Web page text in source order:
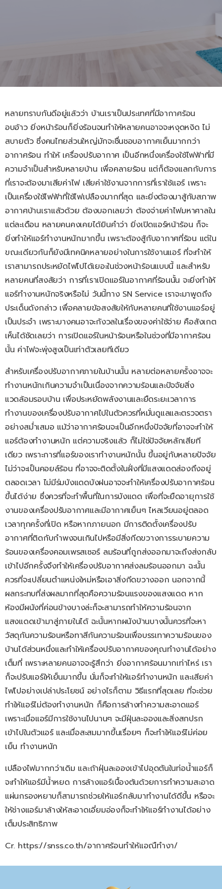
หลายทราบกันดีอยู่แล้วว่า บ้านเราเป็นประเทศที่มีอากาศร้อน
อบอ้าว ยิ่งหน้าร้อนก็ยิ่งร้อนจนทำให้หลายคนอาจจะหงุดหงิด ไม่
สบายตัว ซึ่งคนไทยส่วนใหญ่มักจะชื่นชอบอากาศเย็นมากกว่า
อากาศร้อน ทำให้ เครื่องปรับอากาศ เป็นอีกหนึ่งเครื่องใช้ไฟฟ้าที่มี
ความจำเป็นสำหรับหลายบ้าน เพื่อคลายร้อน แต่ก็ต้องแลกกับการ
ที่เราจะต้องมาเสียค่าไฟ เสียค่าใช้งานจากการที่เราใช้แอร์ เพราะ
เป็นเครื่องใช้ไฟฟ้าที่ใช้ไฟเปลืองมากที่สุด และยิ่งต้องมาสู้กับสภาพ
อากาศบ้านเราแล้วด้วย ต้องบอกเลยว่า ต้องจ่ายค่าไฟมหาศาลใน
แต่ละเดือน หลายคนคงเคยได้ยินคำว่า ยิ่งเปิดแอร์หน้าร้อน ก็จะ
ยิ่งทำให้แอร์ทำงานหนักมากขึ้น เพราะต้องสู้กับอากาศที่ร้อน แต่ใน
ขณะเดียวกันก็ยังมีเทคนิคหลายอย่างในการใช้งานแอร์ ที่จะทำให้
เราสามารถประหยัดไฟไปได้เยอะในช่วงหน้าร้อนแบบนี้ และสำหรับ
หลายคนที่สงสัยว่า การที่เราเปิดแอร์ในอากาศที่ร้อนนั้น จะยิ่งทำให้
แอร์ทำงานหนักจริงหรือไม่ วันนี้ทาง SN Service เราจะมาพูดถึง
ประเด็นดังกล่าว เพื่อคลายข้อสงสัยให้กับหลายคนที่ใช้งานแอร์อยู่
เป็นประจำ เพราะบางคนอาจะกังวลในเรื่องของค่าใช้จ่าย คือสังเกต
เห็นได้ชัดเลยว่า การเปิดแอร์ในหน้าร้อนหรือในช่วงที่มีอากาศร้อน
นั้น ค่าไฟจะพุ่งสูงเป็นเท่าตัวเลยทีเดียว
สำหรับเครื่องปรับอากาศภายในบ้านนั้น หลายต่อหลายครั้งอาจจะ
ทำงานหนักเกินความจำเป็นเนื่องจากความร้อนและปัจจัยสิ่ง
แวดล้อมรอบบ้าน เพื่อประหยัดพลังงานและยืดระยะเวลาการ
ทำงานของเครื่องปรับอากาศไปในตัวควรที่หมั่นดูแลและตรวจตรา
อย่างสม่ำเสมอ แม้ว่าอากาศร้อนจะเป็นอีกหนึ่งปัจจัยที่อาจจะทำให้
แอร์ต้องทำงานหนัก แต่ความจริงแล้ว ก็ไม่ใช่ปัจจัยหลักเสียที
เดียว เพราะการที่แอร์ของเราทำงานหนักนั้น ขึ้นอยู่กับหลายปัจจัย
ไม่ว่าจะเป็นคอยล์ร้อน ที่อาจจะติดตั้งในฝั่งที่มีแสงแดดส่องถึงอยู่
ตลอดเวลา ไม่มีร่มบังแดดบังฝนอาจจะทำให้เครื่องปรับอากาศร้อน
ขึ้นได้ง่าย ซึ่งควรที่จะทำพื้นที่ในการบังแดด เพื่อที่จะยืดอายุการใช้
งานของเครื่องปรับอากาศและมีอากาศเย็นๆ ไหลเวียนอยู่ตลอด
เวลาทุกครั้งที่เปิด หรือหากภายนอก มีการติดตั้งเครื่องปรับ
อากาศที่ติดกับกำพงจนเกินไปหรือมีสิ่งกีดขวางการระบายความ
ร้อนของเครื่องคอมเพรสเซอร์ ลมร้อนที่ถูกส่งออกมาจะถึงส่งกลับ
เข้าไปอีกครั้งจึงทำให้เครื่องปรับอากาศส่งลมร้อนออกมา ฉะนั้น
ควรที่จะเปลี่ยนตำแหน่งใหม่หรือเอาสิ่งกีดขวางออก นอกจากนี้
ผลกระทบที่ส่งผลมากที่สุดคือความร้อนแรงของแสงแดด หาก
ห้องมีผนังที่ค่อนข้างบางล่ะก็จะสามารถทำให้ความร้อนจาก
แสงแดดเข้ามาสู่ภายในได้ ฉะนั้นหากผนังบ้านบางนั้นควรที่จะหา
วัสดุกันความร้อนหรือทาสีกันความร้อนเพื่อบรรเทาความร้อนของ
บ้านได้ส่วนหนึ่งและทำให้เครื่องปรับอากาศของคุณทำงานได้อย่าง
เต็มที่ เพราะหลายคนอาจจะรู้สึกว่า ยิ่งอากาศร้อนมากเท่าไหร่ เรา
ก็จะปรับแอร์ให้เย็นมากขึ้น นั่นก็จะทำให้แอร์ทำงานหนัก และเสียค่า
ไฟไปอย่างเปล่าประโยชน์ อย่างไรก็ตาม วิธีแรกที่สุดเลย ที่จะช่วย
ทำให้แอร์ไม่ต้องทำงานหนัก ก็คือการล้างทำความสะอาดแอร์
เพราะเมื่อแอร์มีการใช้งานไปนานๆ จะมีฝุ่นละอองและสิ่งสกปรก
เข้าไปในตัวแอร์ และเมื่อสะสมมากขึ้นเรื่อยๆ ก็จะทำให้แอร์ไม่ค่อย
เย็น ทำงานหนัก
เปลืองไฟมากกว่าเดิม และถ้าฝุ่นละอองเข้าไปอุดตันในท่อน้ำแอร์ก็
จะทำให้แอร์มีน้ำหยด การล้างแอร์เบื้องต้นด้วยการทำความสะอาด
แผ่นกรองหยาบก็สามารถช่วยให้แอร์กลับมาทำงานได้ดีขึ้น หรือจะ
ให้ช่างแอร์มาล้างให้สะอาดเอี่ยมอ่องก็จะทำให้แอร์ทำงานได้อย่าง
เต็มประสิทธิภาพ
Cr. https://snss.co.th/อากาศร้อนทำให้แอณืทำงา/